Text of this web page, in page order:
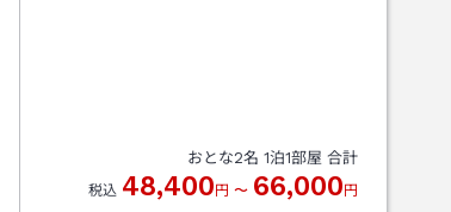
おとな2名 1泊1部屋 合計
税込 48,400円 〜 66,000円